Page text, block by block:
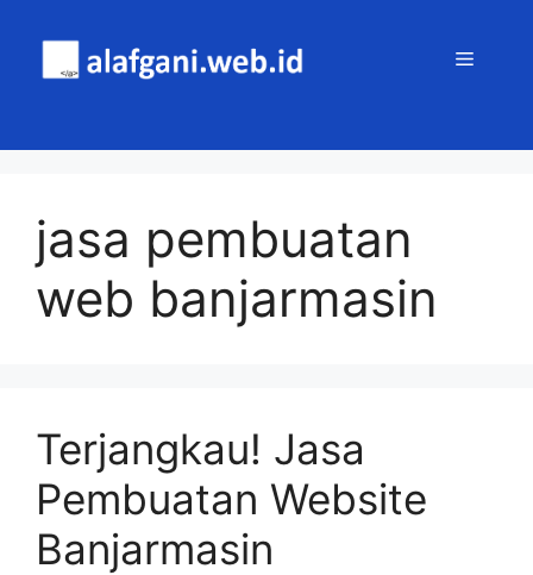
content
MENU
jasa pembuatan
web banjarmasin
Terjangkau! Jasa
Pembuatan Website
Banjarmasin